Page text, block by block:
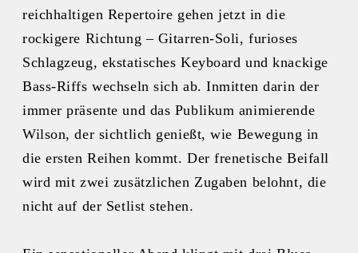
reichhaltigen Repertoire gehen jetzt in die
rockigere Richtung – Gitarren-Soli, furioses
Schlagzeug, ekstatisches Keyboard und knackige
Bass-Riffs wechseln sich ab. Inmitten darin der
immer präsente und das Publikum animierende
Wilson, der sichtlich genießt, wie Bewegung in
die ersten Reihen kommt. Der frenetische Beifall
wird mit zwei zusätzlichen Zugaben belohnt, die
nicht auf der Setlist stehen.